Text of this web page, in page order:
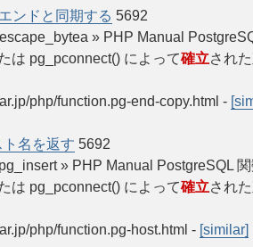
ンドと同期する 5692
» PHP Manual
は pg_pconnect() によって確立され
php/function.pg-end-copy.html -
名を返す 5692
» PHP Manual PostgreSQL
は pg_pconnect() によって確立され
php/function.pg-host.html - [similar]